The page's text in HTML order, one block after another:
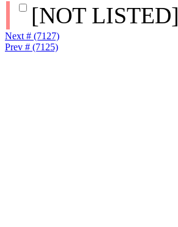
[NOT LISTED]
Next # (7127)
Prev # (7125)